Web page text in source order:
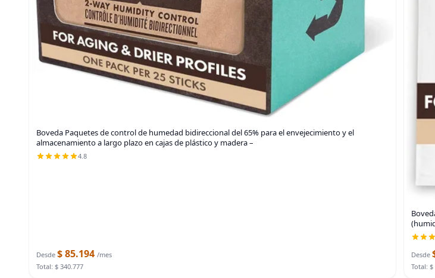
Boveda Paquetes de control de humedad bidireccional del 65% para el envejecimiento y el
almacenamiento a largo plazo en cajas de plástico y madera –
4.8
Desde $ 85.194 /mes
Total: $ 340.777
Desde
Total: $